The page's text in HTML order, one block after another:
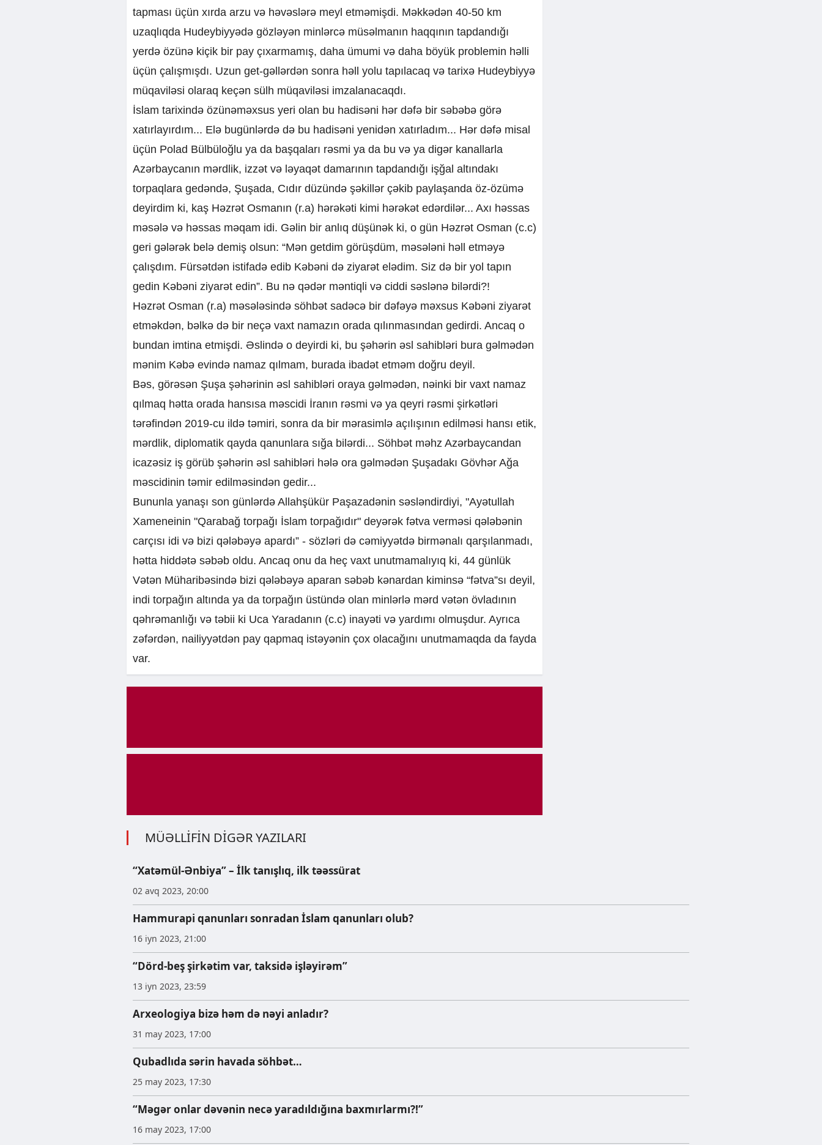
tapması üçün xırda arzu və həvəslərə meyl etməmişdi. Məkkədən 40-50 km
uzaqlıqda Hudeybiyyədə gözləyən minlərcə müsəlmanın haqqının tapdandığı
yerdə özünə kiçik bir pay çıxarmamış, daha ümumi və daha böyük problemin həlli
üçün çalışmışdı. Uzun get-gəllərdən sonra həll yolu tapılacaq və tarixə Hudeybiyyə
müqaviləsi olaraq keçən sülh müqaviləsi imzalanacaqdı.
İslam tarixində özünəməxsus yeri olan bu hadisəni hər dəfə bir səbəbə görə
xatırlayırdım... Elə bugünlərdə də bu hadisəni yenidən xatırladım... Hər dəfə misal
üçün Polad Bülbüloğlu ya da başqaları rəsmi ya da bu və ya digər kanallarla
Azərbaycanın mərdlik, izzət və ləyaqət damarının tapdandığı işğal altındakı
torpaqlara gedəndə, Şuşada, Cıdır düzündə şəkillər çəkib paylaşanda öz-özümə
deyirdim ki, kaş Həzrət Osmanın (r.a) hərəkəti kimi hərəkət edərdilər... Axı həssas
məsələ və həssas məqam idi. Gəlin bir anlıq düşünək ki, o gün Həzrət Osman (c.c)
geri gələrək belə demiş olsun: “Mən getdim görüşdüm, məsələni həll etməyə
çalışdım. Fürsətdən istifadə edib Kəbəni də ziyarət elədim. Siz də bir yol tapın
gedin Kəbəni ziyarət edin”. Bu nə qədər məntiqli və ciddi səslənə bilərdi?!
Həzrət Osman (r.a) məsələsində söhbət sadəcə bir dəfəyə məxsus Kəbəni ziyarət
etməkdən, bəlkə də bir neçə vaxt namazın orada qılınmasından gedirdi. Ancaq o
bundan imtina etmişdi. Əslində o deyirdi ki, bu şəhərin əsl sahibləri bura gəlmədən
mənim Kəbə evində namaz qılmam, burada ibadət etməm doğru deyil.
Bəs, görəsən Şuşa şəhərinin əsl sahibləri oraya gəlmədən, nəinki bir vaxt namaz
qılmaq hətta orada hansısa məscidi İranın rəsmi və ya qeyri rəsmi şirkətləri
tərəfindən 2019-cu ildə təmiri, sonra da bir mərasimlə açılışının edilməsi hansı etik,
mərdlik, diplomatik qayda qanunlara sığa bilərdi... Söhbət məhz Azərbaycandan
icazəsiz iş görüb şəhərin əsl sahibləri hələ ora gəlmədən Şuşadakı Gövhər Ağa
məscidinin təmir edilməsindən gedir...
Bununla yanaşı son günlərdə Allahşükür Paşazadənin səsləndirdiyi, "Ayətullah
Xameneinin "Qarabağ torpağı İslam torpağıdır" deyərək fətva verməsi qələbənin
carçısı idi və bizi qələbəyə apardı” - sözləri də cəmiyyətdə birmənalı qarşılanmadı,
hətta hiddətə səbəb oldu. Ancaq onu da heç vaxt unutmamalıyıq ki, 44 günlük
Vətən Müharibəsində bizi qələbəyə aparan səbəb kənardan kiminsə “fətva”sı deyil,
indi torpağın altında ya da torpağın üstündə olan minlərlə mərd vətən övladının
qəhrəmanlığı və təbii ki Uca Yaradanın (c.c) inayəti və yardımı olmuşdur. Ayrıca
zəfərdən, nailiyyətdən pay qapmaq istəyənin çox olacağını unutmamaqda da fayda
var.
MÜƏLLİFİN DİGƏR YAZILARI
“Xatəmül-Ənbiya” – İlk tanışlıq, ilk təəssürat
02 avq 2023, 20:00
Hammurapi qanunları sonradan İslam qanunları olub?
16 iyn 2023, 21:00
“Dörd-beş şirkətim var, taksidə işləyirəm”
13 iyn 2023, 23:59
Arxeologiya bizə həm də nəyi anladır?
31 may 2023, 17:00
Qubadlıda sərin havada söhbət…
25 may 2023, 17:30
“Məgər onlar dəvənin necə yaradıldığına baxmırlarmı?!”
16 may 2023, 17:00